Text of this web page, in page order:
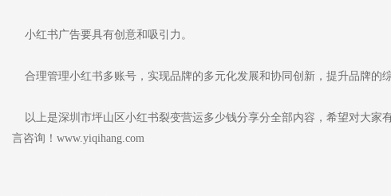
小红书广告要具有创意和吸引力。
合理管理小红书多账号，实现品牌的多元化发展和协同创新，提升品牌的
以上是深圳市坪山区小红书裂变营运多少钱分享分全部内容，希望对大家
言咨询！www.yiqihang.com